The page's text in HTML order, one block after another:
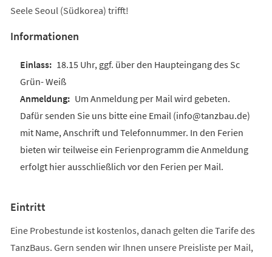
Seele Seoul (Südkorea) trifft!
Informationen
18.15 Uhr, ggf. über den Haupteingang des Sc
Grün- Weiß
Um Anmeldung per Mail wird gebeten.
Dafür senden Sie uns bitte eine Email (info@tanzbau.de)
mit Name, Anschrift und Telefonnummer. In den Ferien
bieten wir teilweise ein Ferienprogramm die Anmeldung
erfolgt hier ausschließlich vor den Ferien per Mail.
Eintritt
Eine Probestunde ist kostenlos, danach gelten die Tarife des
TanzBaus. Gern senden wir Ihnen unsere Preisliste per Mail,